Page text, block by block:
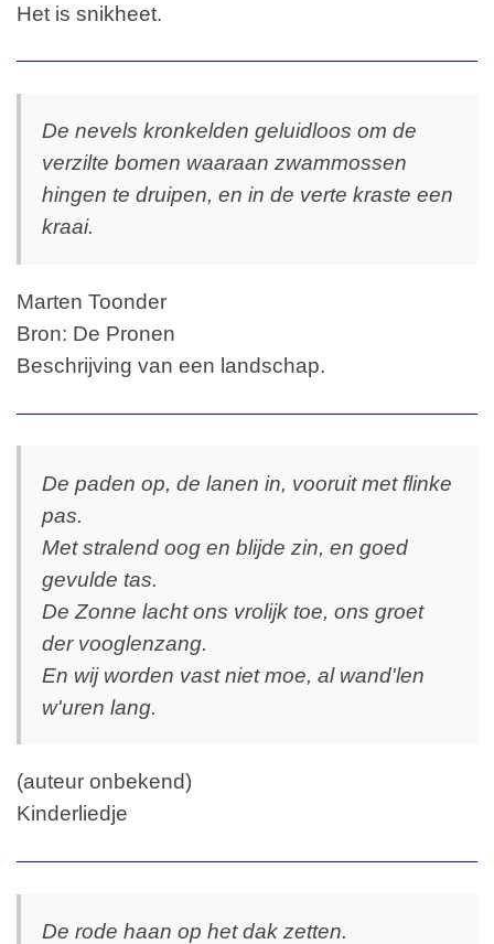
Het is snikheet.
De nevels kronkelden geluidloos om de
verzilte bomen waaraan zwammossen
hingen te druipen, en in de verte kraste een
kraai.
Marten Toonder
Bron: De Pronen
Beschrijving van een landschap.
De paden op, de lanen in, vooruit met flinke
pas.
Met stralend oog en blijde zin, en goed
gevulde tas.
De Zonne lacht ons vrolijk toe, ons groet
der vooglenzang.
En wij worden vast niet moe, al wand'len
w'uren lang.
(auteur onbekend)
Kinderliedje
De rode haan op het dak zetten.